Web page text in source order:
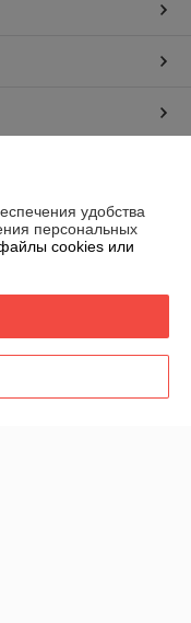
удобства
персональных
cookies или